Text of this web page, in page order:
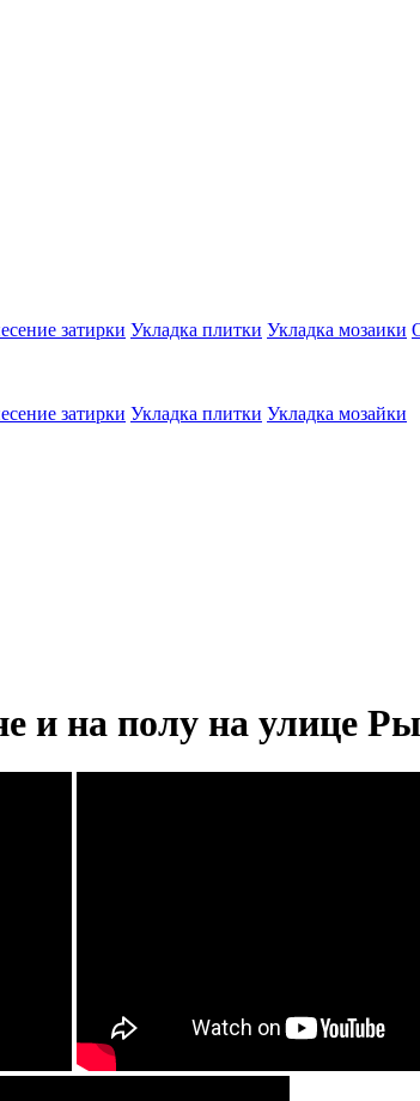
затирки Укладка плитки Укладка мозаики
затирки Укладка плитки Укладка мозайки
и на полу на улице